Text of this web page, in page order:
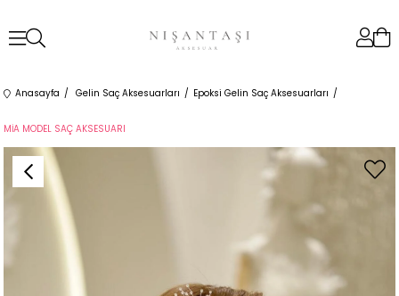
Anasayfa Gelin Saç Aksesuarları Epoksi Gelin Saç Aksesuarları
MİA MODEL SAÇ AKSESUARI